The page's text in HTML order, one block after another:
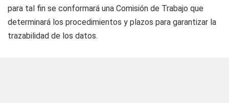
para tal fin se conformará una Comisión de Trabajo que
determinará los procedimientos y plazos para garantizar la
trazabilidad de los datos.